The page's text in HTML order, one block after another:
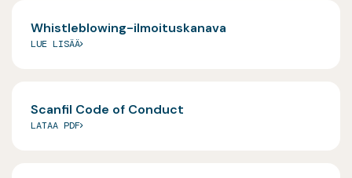
Whistleblowing-ilmoituskanava
LUE LISÄÄ
Scanfil Code of Conduct
LATAA PDF